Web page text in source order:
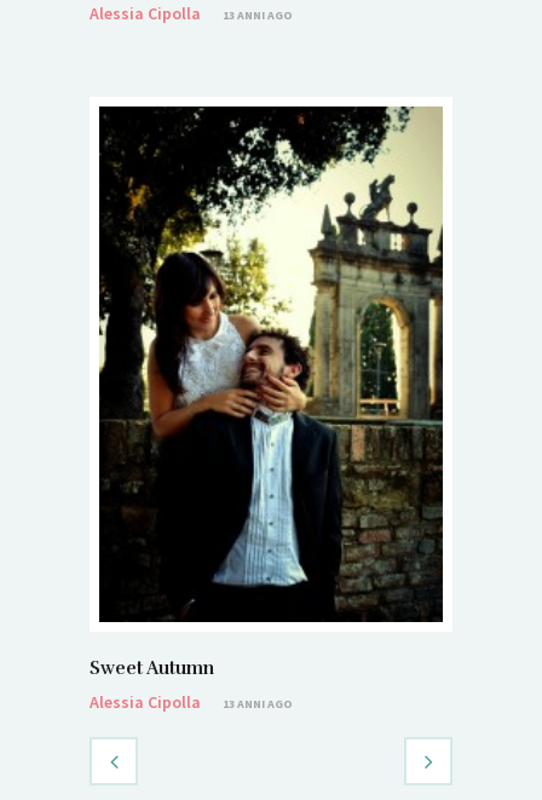
Alessia Cipolla
13 ANNI AGO
Sweet Autumn
Alessia Cipolla
13 ANNI AGO